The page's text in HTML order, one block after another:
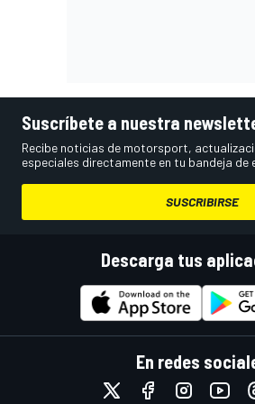
Suscríbete a nuestra
Recibe noticias de motorsport,
especiales directamente en tu bandeja de
SUSCRIBIRSE
Descarga tus
En redes